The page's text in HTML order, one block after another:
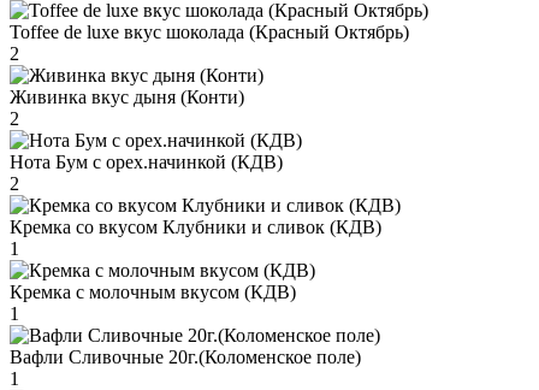
Toffee de luxe вкус шоколада (Красный Октябрь)
2
Живинка вкус дыня (Конти)
2
Нота Бум с орех.начинкой (КДВ)
2
Кремка со вкусом Клубники и сливок (КДВ)
1
Кремка с молочным вкусом (КДВ)
1
Вафли Сливочные 20г.(Коломенское поле)
1